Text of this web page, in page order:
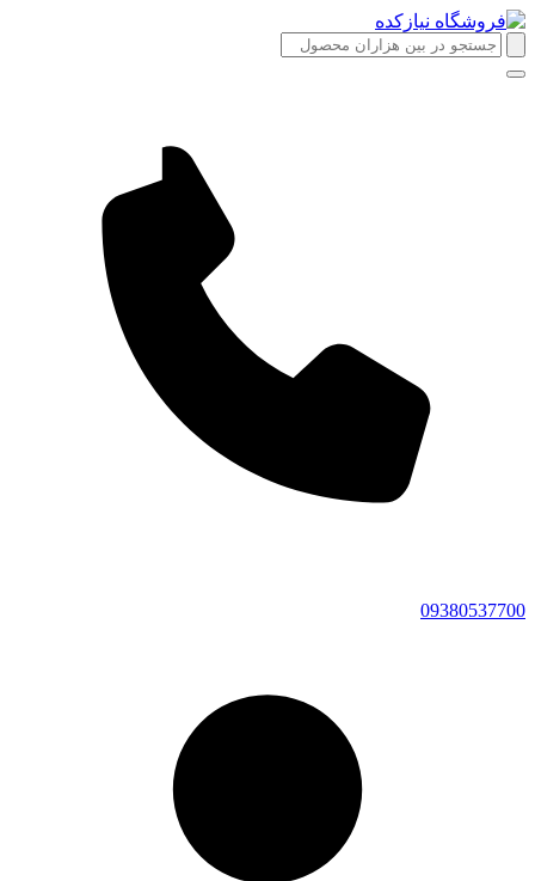
09380537700